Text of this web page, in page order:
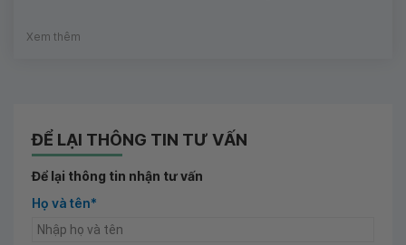
Xem thêm
ĐỂ LẠI THÔNG TIN TƯ VẤN
Để lại thông tin nhận tư vấn
Họ và tên*